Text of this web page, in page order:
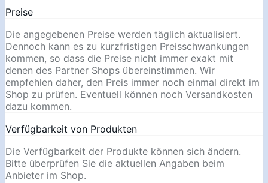
Preise
Die angegebenen Preise werden täglich aktualisiert.
Dennoch kann es zu kurzfristigen Preisschwankungen
kommen, so dass die Preise nicht immer exakt mit
denen des Partner Shops übereinstimmen. Wir
empfehlen daher, den Preis immer noch einmal direkt im
Shop zu prüfen. Eventuell können noch Versandkosten
dazu kommen.
Verfügbarkeit von Produkten
Die Verfügbarkeit der Produkte können sich ändern.
Bitte überprüfen Sie die aktuellen Angaben beim
Anbieter im Shop.